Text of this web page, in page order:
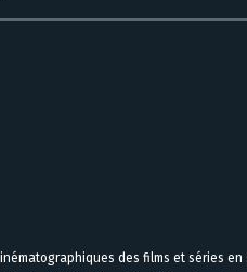
des films et séries